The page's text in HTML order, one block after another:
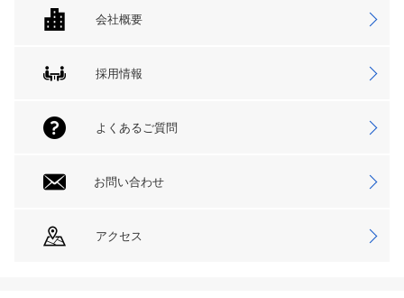
会社概要
採用情報
よくあるご質問
お問い合わせ
アクセス